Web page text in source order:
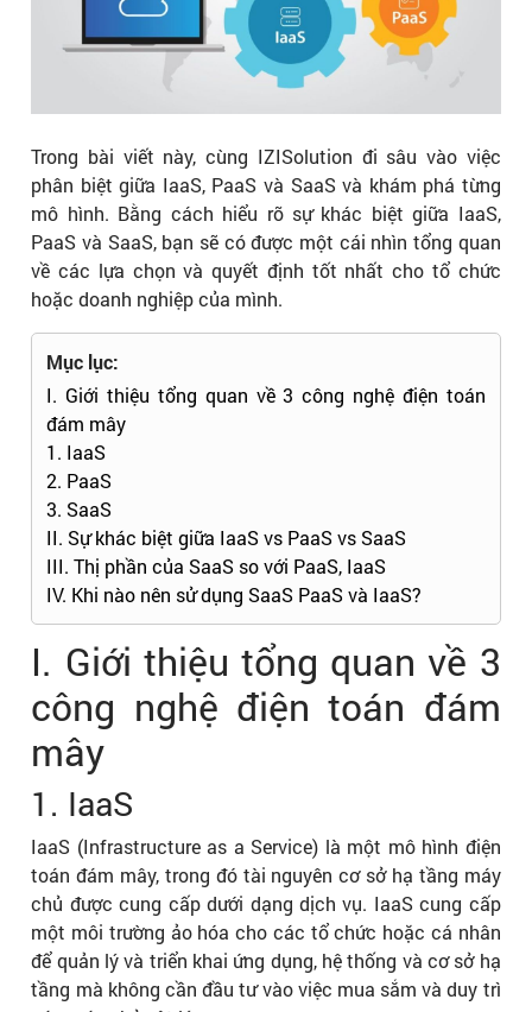
Trong bài viết này, cùng IZISolution đi sâu vào việc
phân biệt giữa IaaS, PaaS và SaaS và khám phá từng
mô hình. Bằng cách hiểu rõ sự khác biệt giữa IaaS,
PaaS và SaaS, bạn sẽ có được một cái nhìn tổng quan
về các lựa chọn và quyết định tốt nhất cho tổ chức
hoặc doanh nghiệp của mình.
Mục lục:
I. Giới thiệu tổng quan về 3 công nghệ điện toán
đám mây
1. IaaS
2. PaaS
3. SaaS
II. Sự khác biệt giữa IaaS vs PaaS vs SaaS
III. Thị phần của SaaS so với PaaS, IaaS
IV. Khi nào nên sử dụng SaaS PaaS và IaaS?
I. Giới thiệu tổng quan về 3
công nghệ điện toán đám
mây
1. IaaS
IaaS (Infrastructure as a Service) là một mô hình điện
toán đám mây, trong đó tài nguyên cơ sở hạ tầng máy
chủ được cung cấp dưới dạng dịch vụ. IaaS cung cấp
một môi trường ảo hóa cho các tổ chức hoặc cá nhân
để quản lý và triển khai ứng dụng, hệ thống và cơ sở hạ
tầng mà không cần đầu tư vào việc mua sắm và duy trì